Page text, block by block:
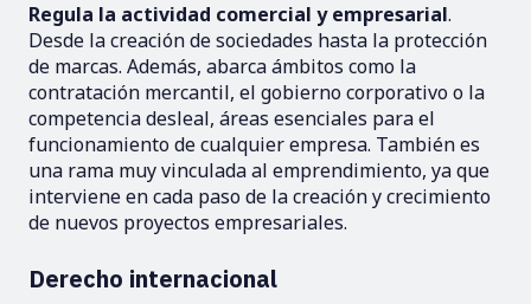
Regula la actividad comercial y empresarial.
Desde la creación de sociedades hasta la protección
de marcas. Además, abarca ámbitos como la
contratación mercantil, el gobierno corporativo o la
competencia desleal, áreas esenciales para el
funcionamiento de cualquier empresa. También es
una rama muy vinculada al emprendimiento, ya que
interviene en cada paso de la creación y crecimiento
de nuevos proyectos empresariales.
Derecho internacional